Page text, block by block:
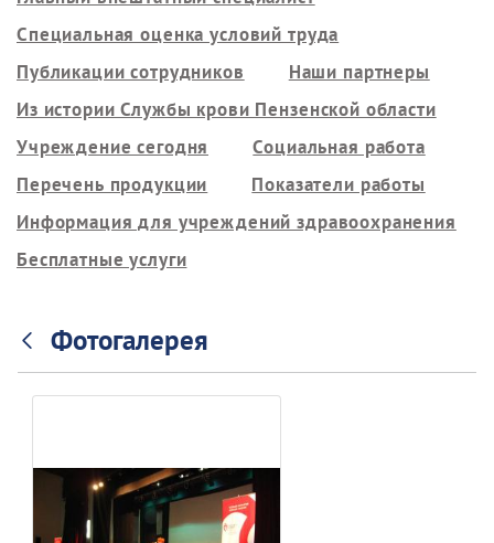
Специальная оценка условий труда
Публикации сотрудников
Наши партнеры
Из истории Службы крови Пензенской области
Учреждение сегодня
Социальная работа
Перечень продукции
Показатели работы
Информация для учреждений здравоохранения
Бесплатные услуги
Фотогалерея